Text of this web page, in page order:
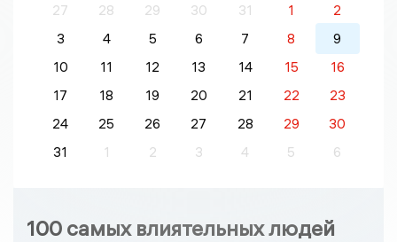
27 28 29 30 31 1
2
3
4 5 6 7 8
9
10
11 12 13 14 15
16
17
18 19 20 21 22
23
24
25 26 27 28 29
30
31
1 2 3 4 5 6
100 самых влиятельных людей